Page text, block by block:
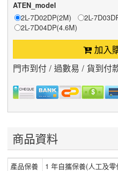
ATEN_model
2L-7D02DP(2M)
2L-
2L-7D04DP(4.6M)
加入
門市到付 / 過數易 / 貨到付
商品資料
產品保養
1 年自攜保養(人工及